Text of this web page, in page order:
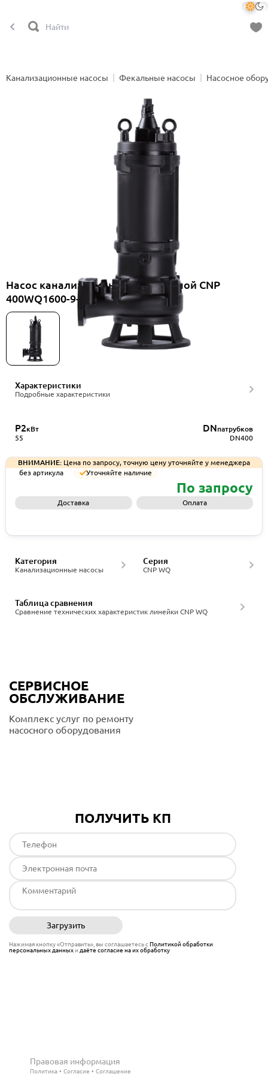
Канализационные насосы Фекальные насосы Насосное
Насос канализационный погружной CNP
400WQ1600-9-55-6AC(I)+TO-400
Характеристики
Подробные характеристики
P2кВт
55
DNпатрубков
DN400
ВНИМАНИЕ: Цена по запросу, точную цену уточняйте у менеджера
без артикула
Уточняйте наличие
По запросу
Доставка Оплата
Канализационные насосы
Категория
CNP WQ
Серия
Сравнение технических характеристик линейки CNP WQ
Таблица сравнения
СЕРВИСНОЕ
ОБСЛУЖИВАНИЕ
Комплекс услуг по ремонту
насосного оборудования
ПОЛУЧИТЬ КП
Загрузить
Нажимая кнопку «Отправить», вы соглашаетесь сПолитикой обработки
персональных данныхи даёте согласие на их обработку
Правовая информация
Политика Согласие Соглашение